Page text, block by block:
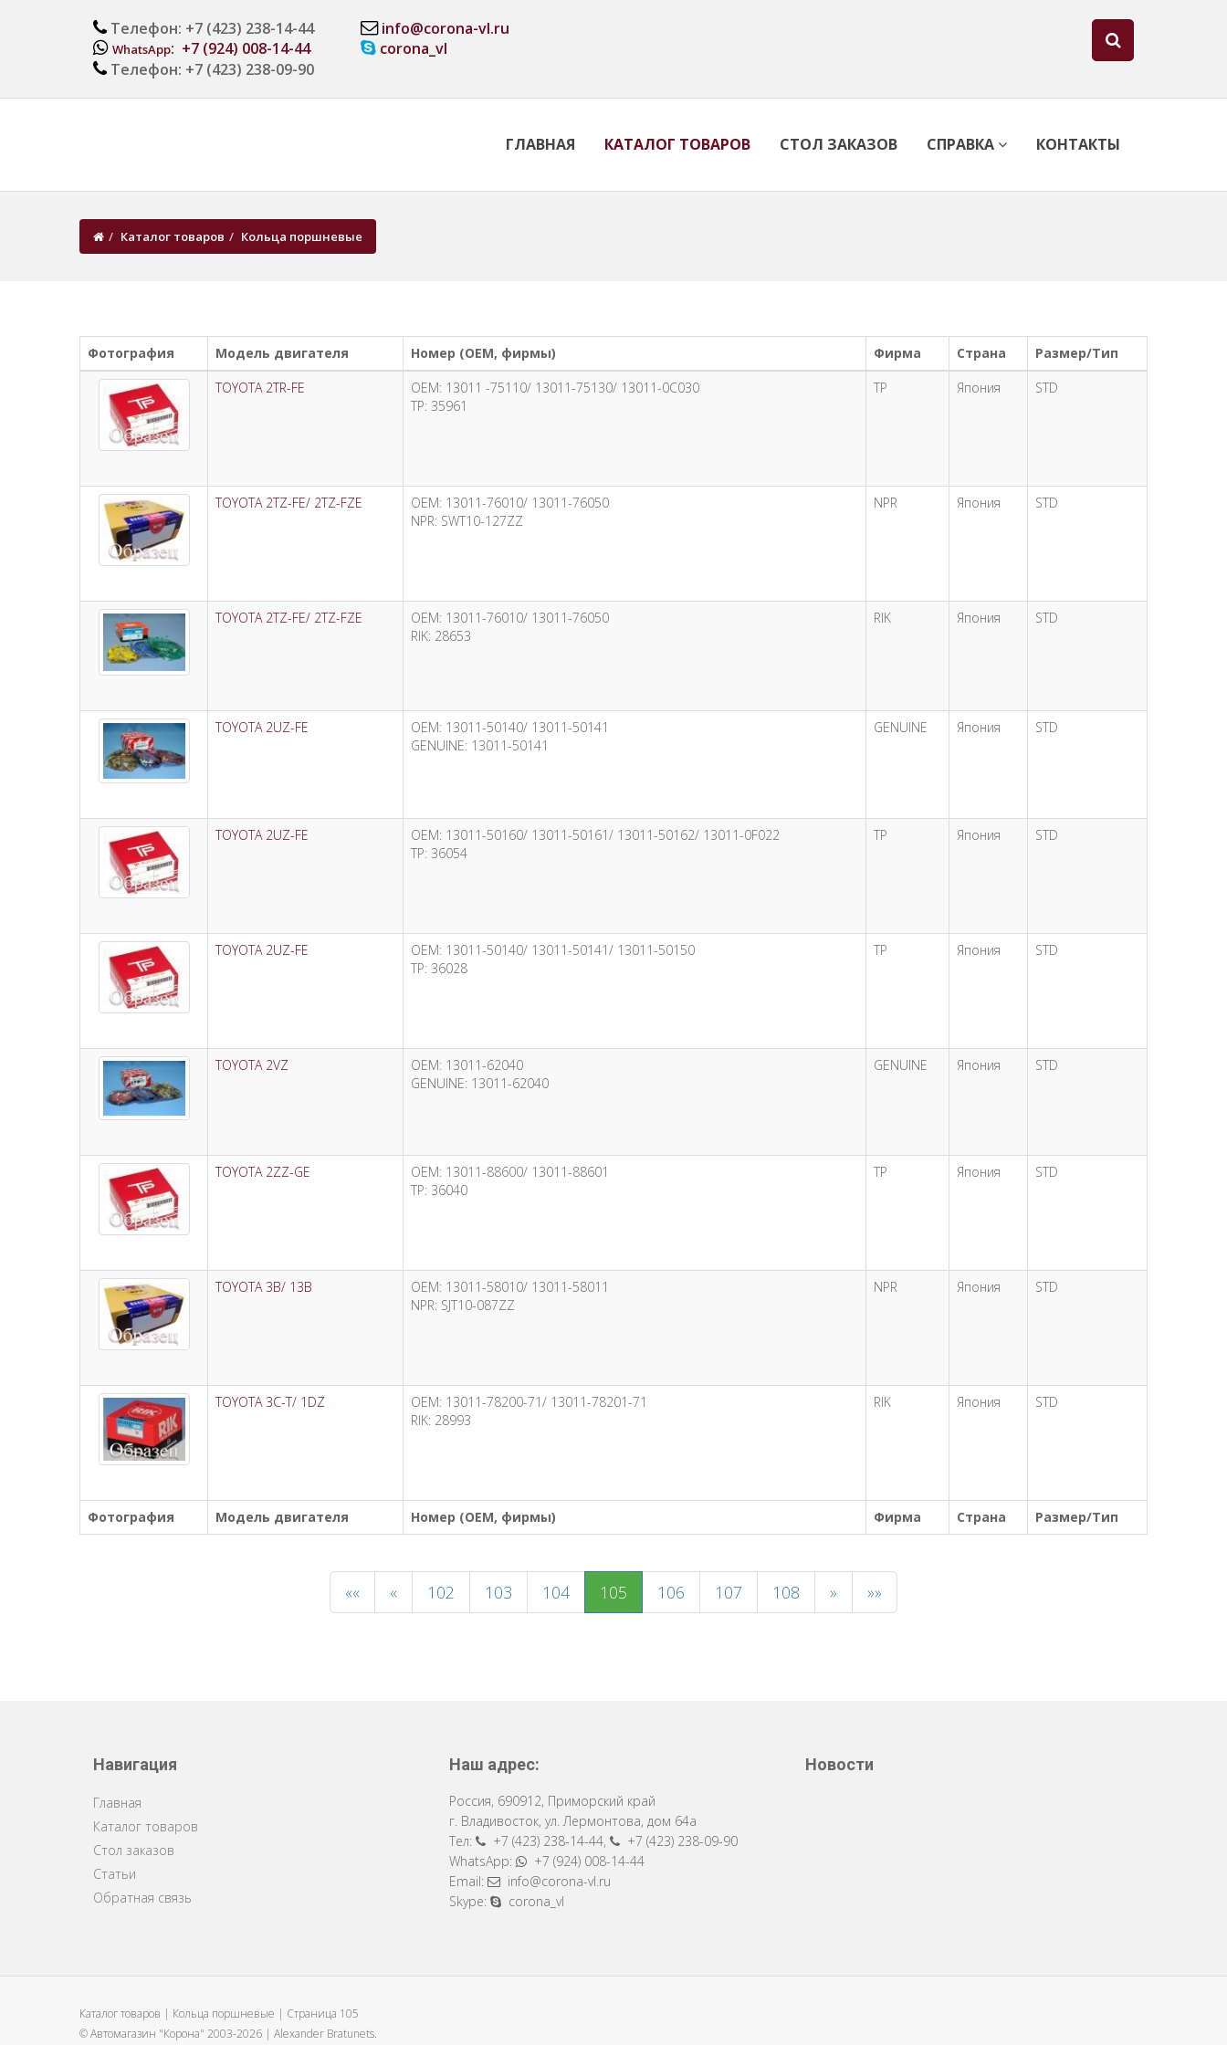
Телефон: +7 (423) 238-14-44
WhatsApp: +7 (924) 008-14-44
Телефон: +7 (423) 238-09-90
info@corona-vl.ru
corona_vl
ГЛАВНАЯ КАТАЛОГ ТОВАРОВ СТОЛ ЗАКАЗОВ СПРАВКА КОНТАКТЫ
Каталог товаров Кольца поршневые
Фотография Модель двигателя Номер (OEM, фирмы) Фирма Страна Размер/Тип
Фотография Модель двигателя Номер (OEM, фирмы) Фирма Страна Размер/Тип
TOYOTA 2TR-FE
OEM: 13011 -75110/ 13011-75130/ 13011-0C030
TP: 35961
TP Япония STD
TOYOTA 2TZ-FE/ 2TZ-FZE
OEM: 13011-76010/ 13011-76050
NPR: SWT10-127ZZ
NPR Япония STD
TOYOTA 2TZ-FE/ 2TZ-FZE
OEM: 13011-76010/ 13011-76050
RIK: 28653
RIK Япония STD
TOYOTA 2UZ-FE
OEM: 13011-50140/ 13011-50141
GENUINE: 13011-50141
GENUINE Япония STD
TOYOTA 2UZ-FE
OEM: 13011-50160/ 13011-50161/ 13011-50162/ 13011-0F022
TP: 36054
TP Япония STD
TOYOTA 2UZ-FE
OEM: 13011-50140/ 13011-50141/ 13011-50150
TP: 36028
TP Япония STD
TOYOTA 2VZ
OEM: 13011-62040
GENUINE: 13011-62040
GENUINE Япония STD
TOYOTA 2ZZ-GE
OEM: 13011-88600/ 13011-88601
TP: 36040
TP Япония STD
TOYOTA 3B/ 13B
OEM: 13011-58010/ 13011-58011
NPR: SJT10-087ZZ
NPR Япония STD
TOYOTA 3C-T/ 1DZ
OEM: 13011-78200-71/ 13011-78201-71
RIK: 28993
RIK Япония STD
«« « 102 103 104 105 106 107 108 » »»
Навигация
Главная
Каталог товаров
Стол заказов
Статьи
Обратная связь
Наш адрес:
Россия, 690912, Приморский край
г. Владивосток, ул. Лермонтова, дом 64a
Тел:
+7 (423) 238-14-44,
+7 (423) 238-09-90
WhatsApp:
+7 (924) 008-14-44
Email:
info@corona-vl.ru
Skype:
corona_vl
Новости
Каталог товаров | Кольца поршневые | Страница 105
© Автомагазин "Корона" 2003-2026 | Alexander Bratunets.